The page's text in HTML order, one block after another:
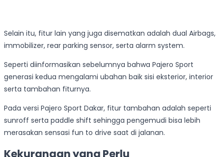
Selain itu, fitur lain yang juga disematkan adalah dual Airbags,
immobilizer, rear parking sensor, serta alarm system.
Seperti diinformasikan sebelumnya bahwa Pajero Sport
generasi kedua mengalami ubahan baik sisi eksterior, interior
serta tambahan fiturnya.
Pada versi Pajero Sport Dakar, fitur tambahan adalah seperti
sunroff serta paddle shift sehingga pengemudi bisa lebih
merasakan sensasi fun to drive saat di jalanan.
Kekurangan yang Perlu